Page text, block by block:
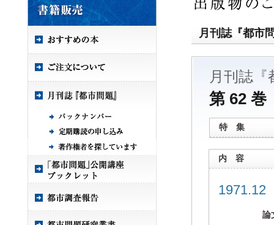
月刊誌『都市
月刊誌『
第 62
特 集
内 容
論